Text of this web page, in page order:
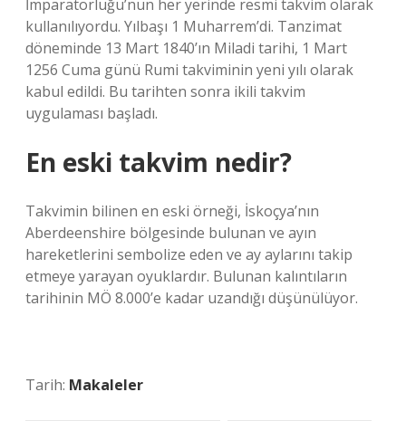
İmparatorluğu’nun her yerinde resmi takvim olarak
kullanılıyordu. Yılbaşı 1 Muharrem’di. Tanzimat
döneminde 13 Mart 1840’ın Miladi tarihi, 1 Mart
1256 Cuma günü Rumi takviminin yeni yılı olarak
kabul edildi. Bu tarihten sonra ikili takvim
uygulaması başladı.
En eski takvim nedir?
Takvimin bilinen en eski örneği, İskoçya’nın
Aberdeenshire bölgesinde bulunan ve ayın
hareketlerini sembolize eden ve ay aylarını takip
etmeye yarayan oyuklardır. Bulunan kalıntıların
tarihinin MÖ 8.000’e kadar uzandığı düşünülüyor.
Tarih: Makaleler